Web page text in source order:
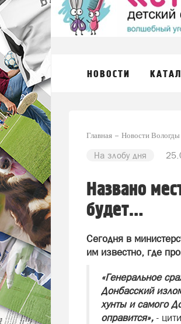
НОВОСТИ
Главная Новости Вологды
На злобу дня
Названо
будет…
Сегодня в
им известно, где
«Генеральное
Донбасский
хунты и самого
оправится», -